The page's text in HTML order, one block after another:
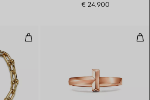
€ 24.900
Armband mit mittelgroßen T